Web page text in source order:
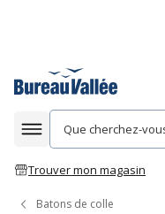
Afficher la navigation
Trouver mon magasin
Batons de colle